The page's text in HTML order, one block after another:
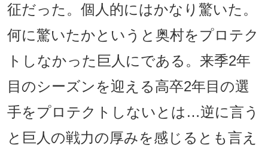
征だった。個人的にはかなり驚いた。
何に驚いたかというと奥村をプロテク
トしなかった巨人にである。来季2年
目のシーズンを迎える高卒2年目の選
手をプロテクトしないとは…逆に言う
と巨人の戦力の厚みを感じるとも言え